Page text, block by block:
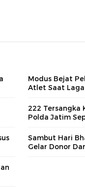
Modus Bejat
Atlet Saat
222 Tersangka
Polda Jatim
Sambut Hari
Gelar Donor